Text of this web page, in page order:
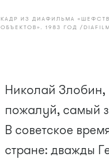
КАДР ИЗ ДИАФИЛЬМА
ОБЪЕКТОВ». 1983 ГОД /
Николай Злобин,
пожалуй, самый
В советское
стране: дважды